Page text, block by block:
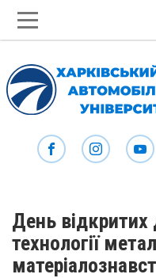
День відкритих
технології